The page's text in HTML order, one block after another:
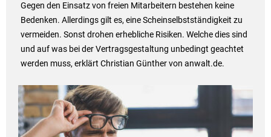
Gegen den Einsatz von freien Mitarbeitern bestehen keine
Bedenken. Allerdings gilt es, eine Scheinselbstständigkeit zu
vermeiden. Sonst drohen erhebliche Risiken. Welche dies sind
und auf was bei der Vertragsgestaltung unbedingt geachtet
werden muss, erklärt Christian Günther von anwalt.de.